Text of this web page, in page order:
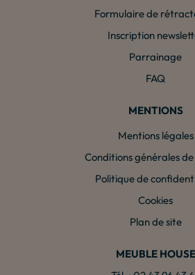
Formulaire de
Inscription
Parrainage
FAQ
MENTIONS
Mentions légales
Conditions générales
Politique de
Cookies
Plan de site
MEUBLE HOUSE